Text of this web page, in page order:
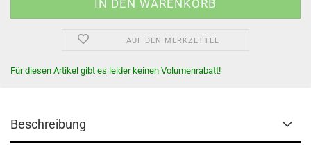
AUF DEN MERKZETTEL
Für diesen Artikel gibt es leider keinen Volumenrabatt!
Beschreibung